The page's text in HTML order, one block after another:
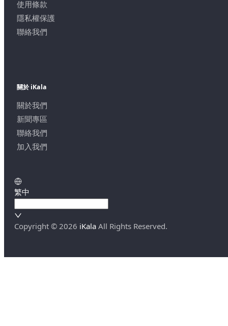
使用條款
隱私權保護
聯絡我們
關於 iKala
關於我們
新聞專區
聯絡我們
加入我們
繁中
Copyright © 2026 iKala All Rights Reserved.